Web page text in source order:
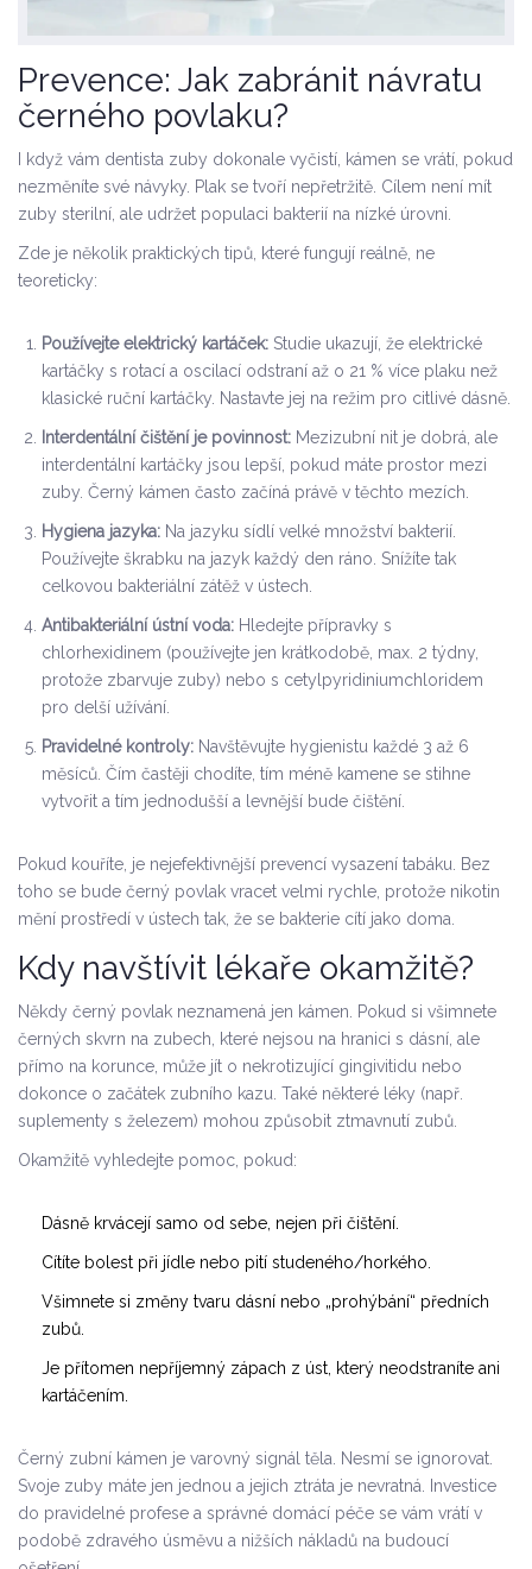
Prevence: Jak zabránit návratu
černého povlaku?
I když vám dentista zuby dokonale vyčistí, kámen se vrátí, pokud
nezměníte své návyky. Plak se tvoří nepřetržitě. Cílem není mít
zuby sterilní, ale udržet populaci bakterií na nízké úrovni.
Zde je několik praktických tipů, které fungují reálně, ne
teoreticky:
Používejte elektrický kartáček: Studie ukazují, že elektrické
kartáčky s rotací a oscilací odstraní až o 21 % více plaku než
klasické ruční kartáčky. Nastavte jej na režim pro citlivé dásně.
Interdentální čištění je povinnost: Mezizubní nit je dobrá, ale
interdentální kartáčky jsou lepší, pokud máte prostor mezi
zuby. Černý kámen často začíná právě v těchto mezích.
Hygiena jazyka: Na jazyku sídlí velké množství bakterií.
Používejte škrabku na jazyk každý den ráno. Snížíte tak
celkovou bakteriální zátěž v ústech.
Antibakteriální ústní voda: Hledejte přípravky s
chlorhexidinem (používejte jen krátkodobě, max. 2 týdny,
protože zbarvuje zuby) nebo s cetylpyridiniumchloridem
pro delší užívání.
Pravidelné kontroly: Navštěvujte hygienistu každé 3 až 6
měsíců. Čím častěji chodíte, tím méně kamene se stihne
vytvořit a tím jednodušší a levnější bude čištění.
Pokud kouříte, je nejefektivnější prevencí vysazení tabáku. Bez
toho se bude černý povlak vracet velmi rychle, protože nikotin
mění prostředí v ústech tak, že se bakterie cítí jako doma.
Kdy navštívit lékaře okamžitě?
Někdy černý povlak neznamená jen kámen. Pokud si všimnete
černých skvrn na zubech, které nejsou na hranici s dásní, ale
přímo na korunce, může jít o nekrotizující gingivitidu nebo
dokonce o začátek zubního kazu. Také některé léky (např.
suplementy s železem) mohou způsobit ztmavnutí zubů.
Okamžitě vyhledejte pomoc, pokud:
Dásně krvácejí samo od sebe, nejen při čištění.
Cítíte bolest při jídle nebo pití studeného/horkého.
Všimnete si změny tvaru dásní nebo „prohýbání“ předních
zubů.
Je přítomen nepříjemný zápach z úst, který neodstraníte ani
kartáčením.
Černý zubní kámen je varovný signál těla. Nesmí se ignorovat.
Svoje zuby máte jen jednou a jejich ztráta je nevratná. Investice
do pravidelné profese a správné domácí péče se vám vrátí v
podobě zdravého úsměvu a nižších nákladů na budoucí